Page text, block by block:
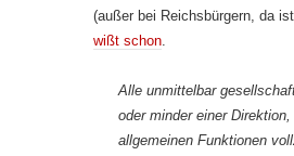
(außer bei Reichsbürgern, da
wißt schon.
Alle unmittelbar
oder minder einer
allgemeinen Funktionen